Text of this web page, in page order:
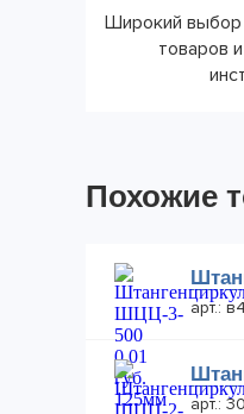
Широкий
товаров
Похожие
арт.:
арт.: